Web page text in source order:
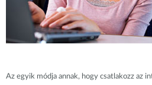
Az egyik módja annak, hogy csatlakozz az